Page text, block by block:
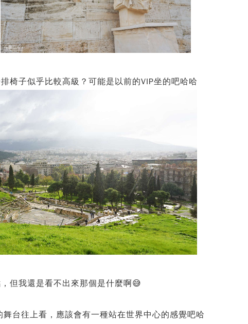
椅子似乎比較高級？可能是以前的VIP坐的吧哈哈
但我還是看不出來那個是什麼啊😅
台往上看，應該會有一種站在世界中心的感覺吧哈